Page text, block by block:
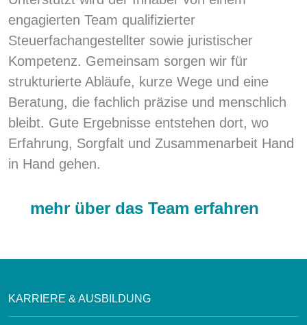
engagierten Team qualifizierter
Steuerfachangestellter sowie juristischer
Kompetenz. Gemeinsam sorgen wir für
strukturierte Abläufe, kurze Wege und eine
Beratung, die fachlich präzise und menschlich
bleibt. Gute Ergebnisse entstehen dort, wo
Erfahrung, Sorgfalt und Zusammenarbeit Hand
in Hand gehen.
mehr über das Team erfahren
KARRIERE & AUSBILDUNG